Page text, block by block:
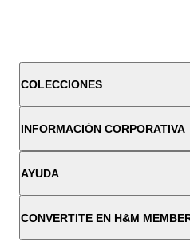
COLECCIONES
INFORMACIÓN CORPORATIVA
AYUDA
CONVERTITE EN H&M